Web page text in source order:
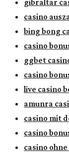
gibraltar
casino
bing bong
casino
ggbet
casino
live casino
amunra
casino mit
casino
casino